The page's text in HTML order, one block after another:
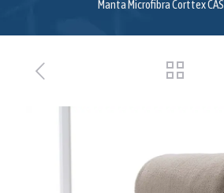
Manta Microfibra Corttex